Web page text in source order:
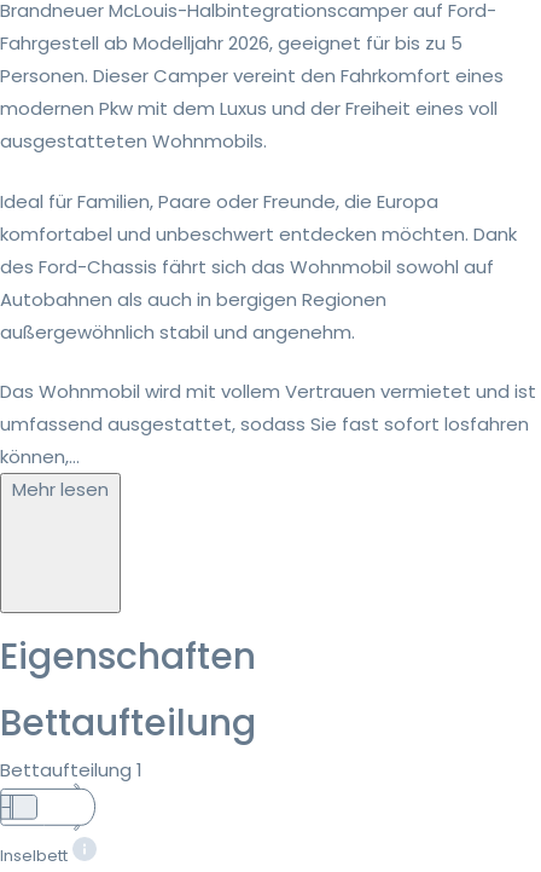
Brandneuer McLouis-Halbintegrationscamper auf Ford-
Fahrgestell ab Modelljahr 2026, geeignet für bis zu 5
Personen. Dieser Camper vereint den Fahrkomfort eines
modernen Pkw mit dem Luxus und der Freiheit eines voll
ausgestatteten Wohnmobils.
Ideal für Familien, Paare oder Freunde, die Europa
komfortabel und unbeschwert entdecken möchten. Dank
des Ford-Chassis fährt sich das Wohnmobil sowohl auf
Autobahnen als auch in bergigen Regionen
außergewöhnlich stabil und angenehm.
Das Wohnmobil wird mit vollem Vertrauen vermietet und ist
umfassend ausgestattet, sodass Sie fast sofort losfahren
können,...
Mehr lesen
Eigenschaften
Bettaufteilung
Bettaufteilung 1
Inselbett